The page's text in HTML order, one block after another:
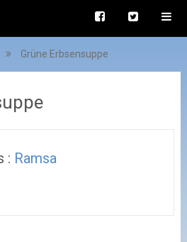
Grüne Erbsensuppe
: Ramsa